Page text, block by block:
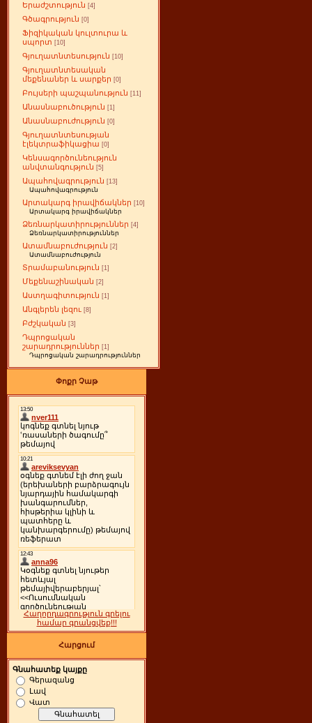
Երաժշտություն [4]
Գծագրություն [0]
Ֆիզիկական կուլտուրա և
սպորտ [10]
Գյուղատնտեսություն [10]
Գյուղատնտեսական
մեքենաներ և սարքեր [0]
Բույսերի պաշպանություն [11]
Անասնաբուծություն [1]
Անասնաբուժություն [0]
Գյուղատնտեսության
էլեկտրաֆիկացիա [0]
Կենսագործունեություն
անվտանգություն [5]
Ապահովագրություն [13]
Ապահովագրություն
Արտակարգ իրավիճակներ [10]
Արտակարգ իրավիճակներ
Ձեռնարկատիրություններ [4]
Ձեռնարկատիրություններ
Ատամնաբուժություն [2]
Ատամնաբուժություն
Տրամաբանություն [1]
Մեքենաշինական [2]
Աստղագիտություն [1]
Անգլերեն լեզու [8]
Բժշկական [3]
Դպրոցական
շարադրություններ [1]
Դպրոցական շարադրություններ
Փոքր Չաթ
Հաղորդագրություն գրելու
համար գրանցվեք!!!
Հարցում
Գնահատեք կայքը
Գերազանց
Լավ
Վատ